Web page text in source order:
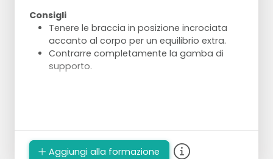
Consigli
Tenere le braccia in posizione incrociata
accanto al corpo per un equilibrio extra.
Contrarre completamente la gamba di
supporto.
Aggiungi alla formazione